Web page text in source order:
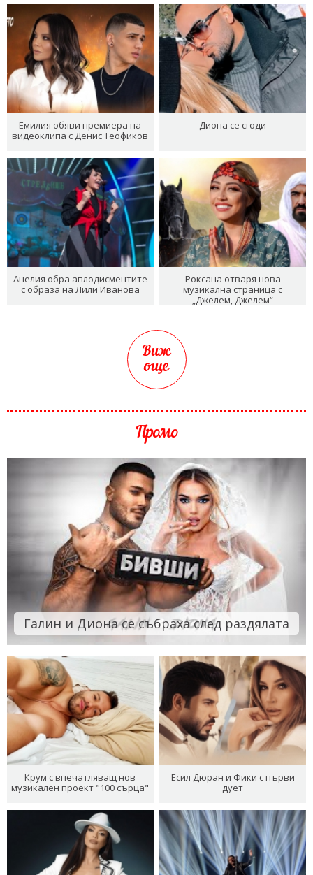
Емилия обяви премиера на
видеоклипа с Денис Теофиков
Диона се сгоди
Анелия обра аплодисментите
с образа на Лили Иванова
Роксана отваря нова
музикална страница с
„Джелем, Джелем“
Виж
още
Промо
Галин и Диона се събраха след раздялата
Крум с впечатляващ нов
музикален проект "100 сърца"
Есил Дюран и Фики с първи
дует